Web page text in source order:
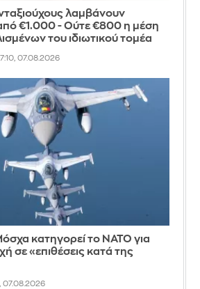
λαμβάνουν
€1.000 - Ούτε €800 η μέση
του ιδιωτικού τομέα
07.08.2026
κατηγορεί το ΝΑΤΟ για
σε «επιθέσεις κατά της
07.08.2026